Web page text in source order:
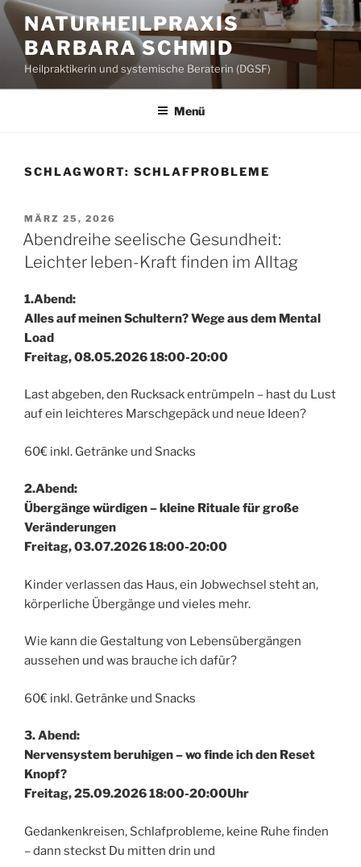
Zum
Inhalt
springen
NATURHEILPRAXIS
BARBARA SCHMID
Heilpraktikerin und systemische Beraterin (DGSF)
Menü
SCHLAGWORT: SCHLAFPROBLEME
VERÖFFENTLICHT
AM
MÄRZ 25, 2026
Abendreihe seelische Gesundheit:
Leichter leben-Kraft finden im Alltag
1.Abend:
Alles auf meinen Schultern? Wege aus dem Mental
Load
Freitag, 08.05.2026 18:00-20:00
Last abgeben, den Rucksack entrümpeln – hast du Lust
auf ein leichteres Marschgepäck und neue Ideen?
60€ inkl. Getränke und Snacks
2.Abend:
Übergänge würdigen – kleine Rituale für große
Veränderungen
Freitag, 03.07.2026 18:00-20:00
Kinder verlassen das Haus, ein Jobwechsel steht an,
körperliche Übergänge und vieles mehr.
Wie kann die Gestaltung von Lebensübergängen
aussehen und was brauche ich dafür?
60€ inkl. Getränke und Snacks
3. Abend:
Nervensystem beruhigen – wo finde ich den Reset
Knopf?
Freitag, 25.09.2026 18:00-20:00Uhr
Gedankenkreisen, Schlafprobleme, keine Ruhe finden
– dann steckst Du mitten drin und